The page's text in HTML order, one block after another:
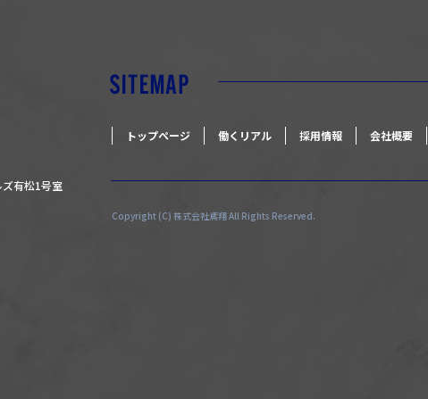
トップページ 働くリアル 採用情報 会社概要
有松1号室
Copyright (C) 株式会社鳶翔 All Rights Reserved.